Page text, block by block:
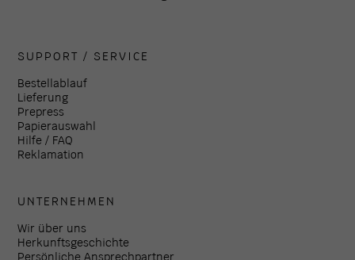
SUPPORT / SERVICE
Bestellablauf
Lieferung
Prepress
Papierauswahl
Hilfe / FAQ
Reklamation
UNTERNEHMEN
Wir über uns
Herkunftsgeschichte
Persönliche Ansprechpartner